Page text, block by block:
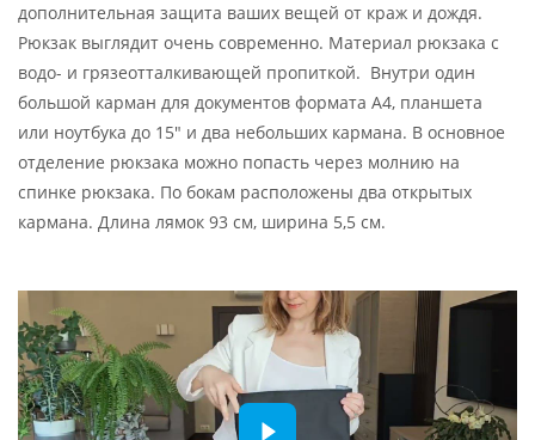
дополнительная защита ваших вещей от краж и дождя.
Рюкзак выглядит очень современно. Материал рюкзака с
водо- и грязеотталкивающей пропиткой. Внутри один
большой карман для документов формата А4, планшета
или ноутбука до 15" и два небольших кармана. В основное
отделение рюкзака можно попасть через молнию на
спинке рюкзака. По бокам расположены два открытых
кармана. Длина лямок 93 см, ширина 5,5 см.